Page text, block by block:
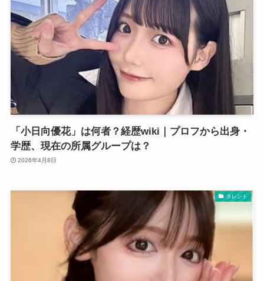
「小日向優花」は何者？経歴wiki｜プロフから出身・
学歴、現在の所属グループは？
2026年4月8日
タレント